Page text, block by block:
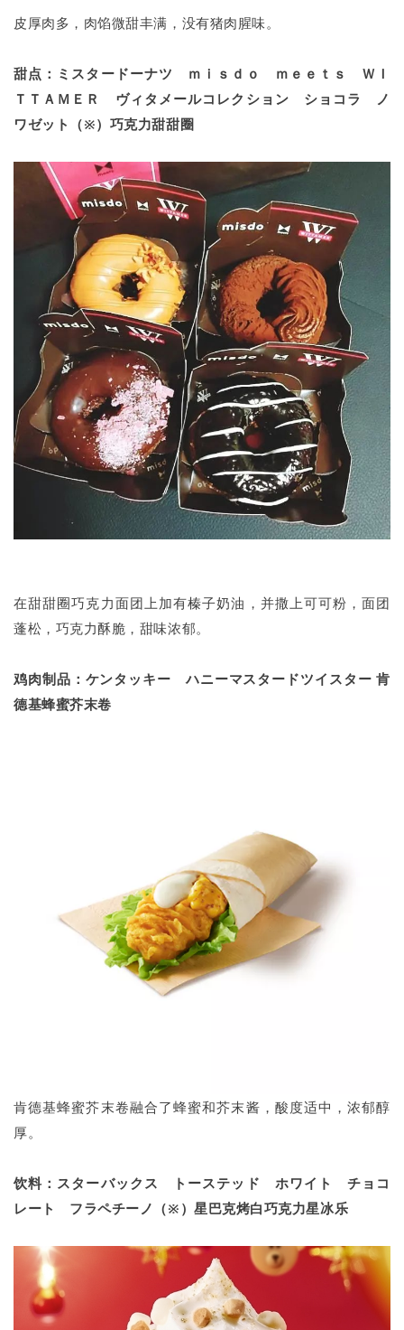
皮厚肉多，肉馅微甜丰满，没有猪肉腥味。
甜点：ミスタードーナツ ｍｉｓｄｏ ｍｅｅｔｓ ＷＩ
ＴＴＡＭＥＲ ヴィタメールコレクション ショコラ ノ
ワゼット（※）巧克力甜甜圈
在甜甜圈巧克力面团上加有榛子奶油，并撒上可可粉，面团
蓬松，巧克力酥脆，甜味浓郁。
鸡肉制品：ケンタッキー ハニーマスタードツイスター肯
德基蜂蜜芥末卷
肯德基蜂蜜芥末卷融合了蜂蜜和芥末酱，酸度适中，浓郁醇
厚。
饮料：スターバックス トーステッド ホワイト チョコ
レート フラペチーノ（※）星巴克烤白巧克力星冰乐